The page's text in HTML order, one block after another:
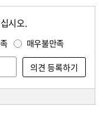
시오.
매우불만족